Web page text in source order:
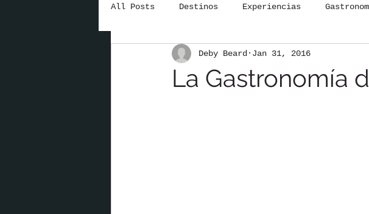
All Posts Destinos Experiencias
La Gastronomía
Deby Beard Jan 31, 2016